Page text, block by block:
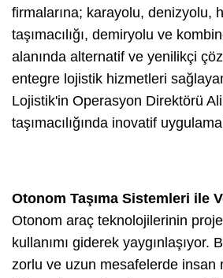
firmalarına; karayolu, denizyolu,
taşımacılığı, demiryolu ve
alanında alternatif ve yenilikçi
entegre lojistik hizmetleri
Lojistik'in Operasyon Direktörü
taşımacılığında inovatif
Otonom Taşıma Sistemleri ile
Otonom araç teknolojilerinin proje
kullanımı giderek yaygınlaşıyor.
zorlu ve uzun mesafelerde insan